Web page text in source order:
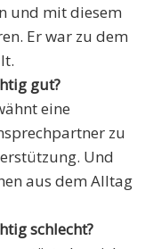
und mit diesem
Er war zu dem
gut?
eine
zu
Und
aus dem Alltag
schlecht?